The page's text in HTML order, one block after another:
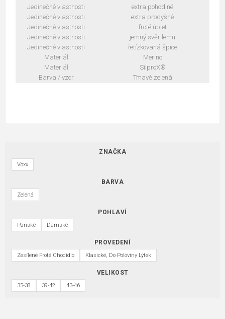
Jedinečné vlastnosti
extra pohodlné
Jedinečné vlastnosti
extra prodyšné
Jedinečné vlastnosti
froté úplet
Jedinečné vlastnosti
jemný svěr lemu
Jedinečné vlastnosti
řetízkovaná špice
Materiál
Merino
Materiál
SilproX®
Barva / vzor
Tmavě zelená
ZNAČKA
Voxx
BARVA
Zelená
POHLAVÍ
Pánské Dámské
PROVEDENÍ
Zesílené Froté Chodidlo Klasické, Do Poloviny Lýtek
VELIKOST
35-38 39-42 43-46